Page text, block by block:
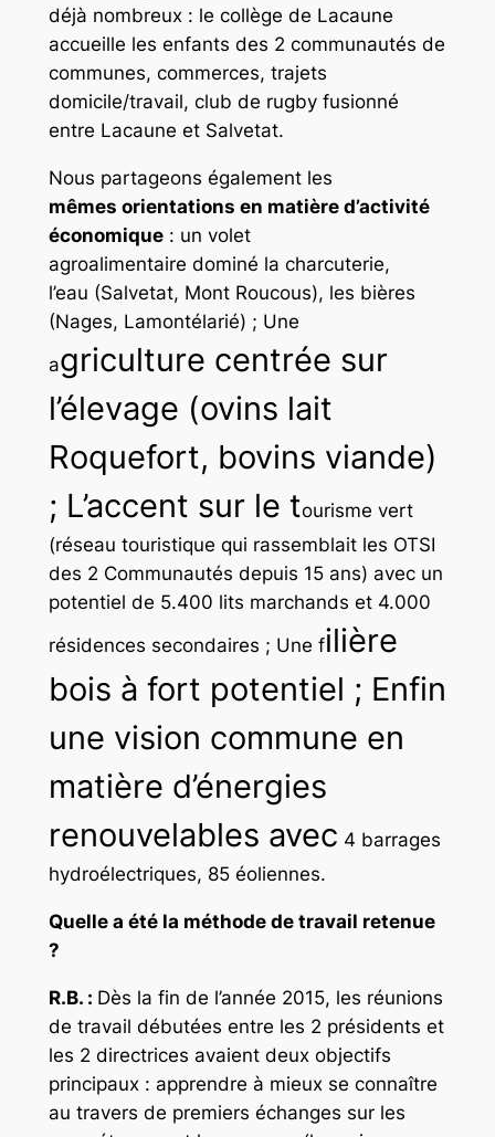
déjà nombreux : le collège de Lacaune
accueille les enfants des 2 communautés de
communes, commerces, trajets
domicile/travail, club de rugby fusionné
entre Lacaune et Salvetat.
Nous partageons également les
mêmes orientations en matière d’activité
économique: un volet
agroalimentaire dominé la charcuterie,
l’eau (Salvetat, Mont Roucous), les bières
(Nages, Lamontélarié) ; Une
agriculture centrée sur
l’élevage (ovins lait
Roquefort, bovins viande)
; L’accent sur le tourisme vert
(réseau touristique qui rassemblait les OTSI
des 2 Communautés depuis 15 ans) avec un
potentiel de 5.400 lits marchands et 4.000
résidences secondaires ; Une filière
bois à fort potentiel ; Enfin
une vision commune en
matière d’énergies
renouvelables avec 4 barrages
hydroélectriques, 85 éoliennes.
Quelle a été la méthode de travail retenue
?
R.B. : Dès la fin de l’année 2015, les réunions
de travail débutées entre les 2 présidents et
les 2 directrices avaient deux objectifs
principaux : apprendre à mieux se connaître
au travers de premiers échanges sur les